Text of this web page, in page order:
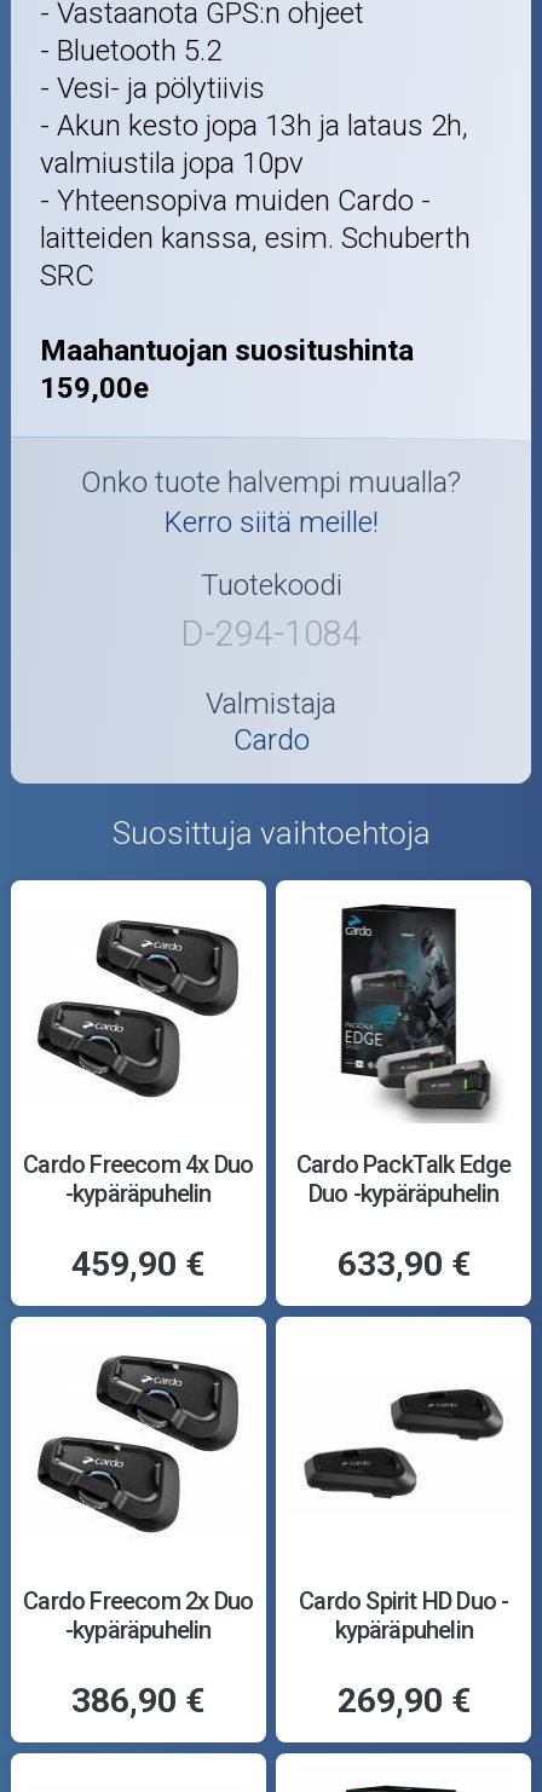
- Vastaanota GPS:n ohjeet
- Bluetooth 5.2
- Vesi- ja pölytiivis
- Akun kesto jopa 13h ja lataus 2h,
valmiustila jopa 10pv
- Yhteensopiva muiden Cardo -
laitteiden kanssa, esim. Schuberth
SRC
Maahantuojan suositushinta
159,00e
Onko tuote halvempi muualla?
Kerro siitä meille!
Tuotekoodi
D-294-1084
Valmistaja
Cardo
Suosittuja vaihtoehtoja
Cardo Freecom 4x Duo
-kypäräpuhelin
459,90 €
Cardo PackTalk Edge
Duo -kypäräpuhelin
633,90 €
Cardo Freecom 2x Duo
-kypäräpuhelin
386,90 €
Cardo Spirit HD Duo -
kypäräpuhelin
269,90 €